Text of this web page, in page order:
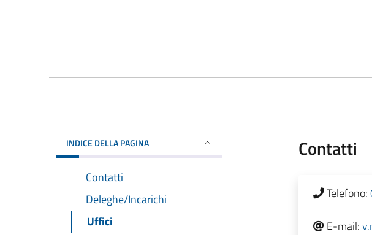
INDICE DELLA PAGINA
Contatti
Deleghe/Incarichi
Uffici
Contatti
Telefono:
E-mail: